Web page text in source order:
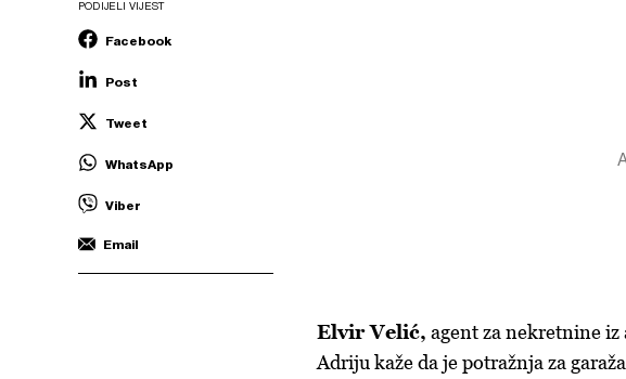
PODIJELI VIJEST
Facebook
Post
Tweet
WhatsApp
Viber
Email
Elvir Velić, agent za nekretnine
Adriju kaže da je potražnja za